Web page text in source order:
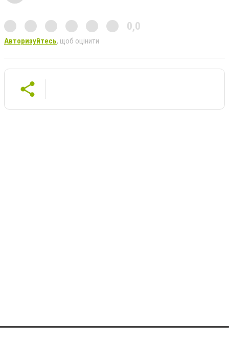
0,0
Авторизуйтесь, щоб оцінити